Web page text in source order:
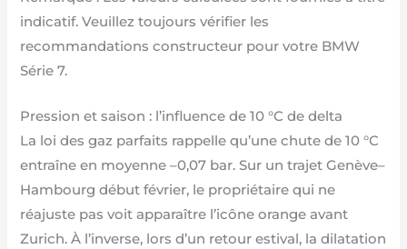
indicatif. Veuillez toujours vérifier les
recommandations constructeur pour votre BMW
Série 7.
Pression et saison : l’influence de 10 °C de delta
La loi des gaz parfaits rappelle qu’une chute de 10 °C
entraîne en moyenne –0,07 bar. Sur un trajet Genève–
Hambourg début février, le propriétaire qui ne
réajuste pas voit apparaître l’icône orange avant
Zurich. À l’inverse, lors d’un retour estival, la dilatation